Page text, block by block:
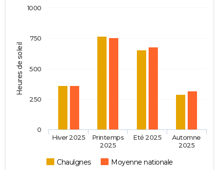
Heures de soleil
Chaulgnes Moyenne nationale
Hiver 2025
Printemps
2025
Eté 2025
Automne
2025
0
1000
250
500
750